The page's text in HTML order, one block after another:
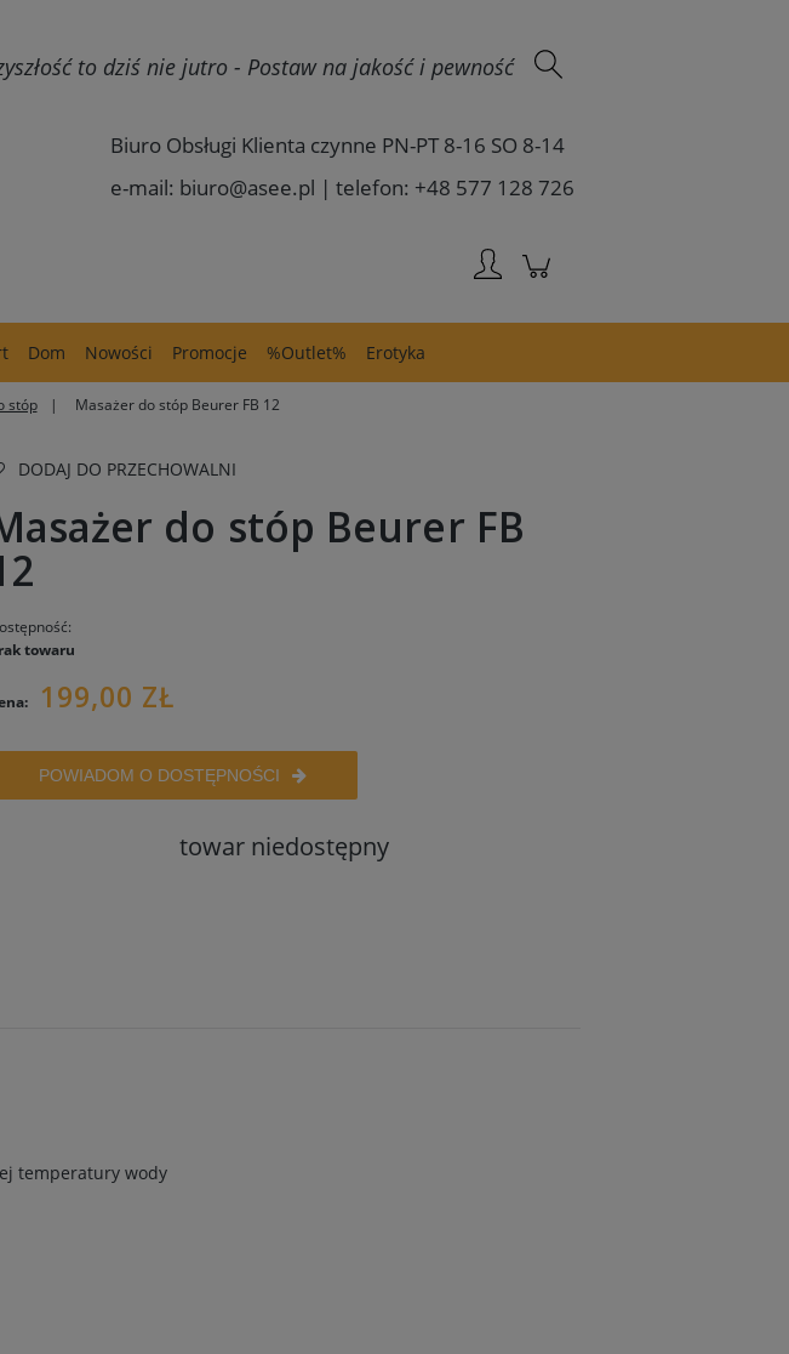
to dziś nie jutro - Postaw na jakość i pewność
Biuro Obsługi Klienta czynne PN-PT 8-16 SO 8-14
e-mail: biuro@asee.pl | telefon: +48 577 128 726
Dom Nowości Promocje %Outlet% Erotyka
stóp Masażer do stóp Beurer FB 12
DODAJ DO PRZECHOWALNI
do stóp Beurer FB
towaru
199,00 ZŁ
POWIADOM O DOSTĘPNOŚCI
towar niedostępny
temperatury wody